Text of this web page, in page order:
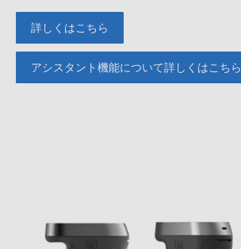
詳しくはこちら
アシスタント機能について詳しくはこちら